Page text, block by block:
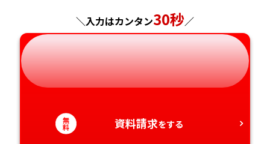
静岡県
奈良県
和歌山県
山口県
徳島県
熊本県
大分県
＼入力はカンタン30秒／
無
料 資料請求をする